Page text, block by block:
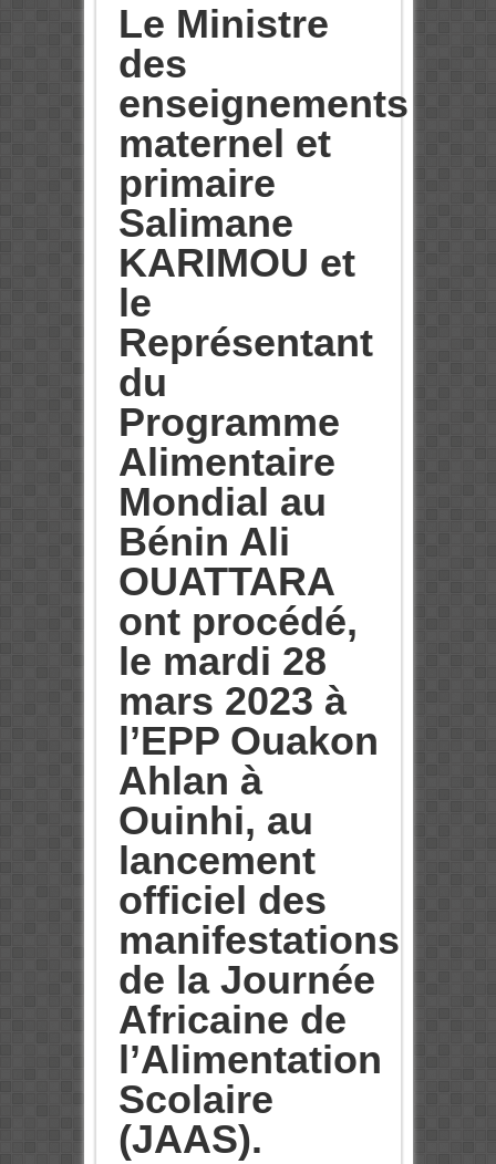
Le Ministre
des
enseignements
maternel et
primaire
Salimane
KARIMOU et
le
Représentant
du
Programme
Alimentaire
Mondial au
Bénin Ali
OUATTARA
ont procédé,
le mardi 28
mars 2023 à
l’EPP Ouakon
Ahlan à
Ouinhi, au
lancement
officiel des
manifestations
de la Journée
Africaine de
l’Alimentation
Scolaire
(JAAS).